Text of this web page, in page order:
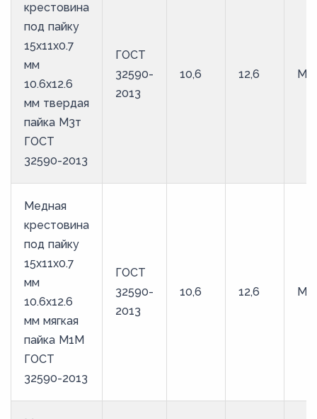
крестовина
под пайку
15х11х0.7
мм
10.6х12.6
мм твердая
пайка М3т
ГОСТ
32590-2013
ГОСТ
32590-
2013
10,6 12,6
Медная
крестовина
под пайку
15х11х0.7
мм
10.6х12.6
мм мягкая
пайка М1М
ГОСТ
32590-2013
ГОСТ
32590-
2013
10,6 12,6